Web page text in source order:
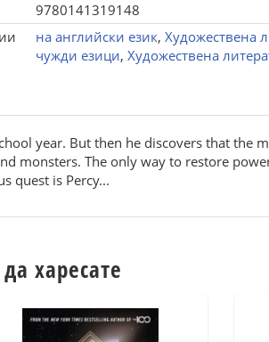
9780141319148
на английски език, Художествена
чужди езици, Художествена
year. But then he discovers that
monsters. The only way to restore
quest is Percy...
харесате